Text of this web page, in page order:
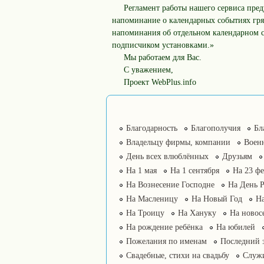
Регламент работы нашего сервиса
напоминание о календарных событиях
напоминания об отдельном календарном
подписчиком установками.»
Мы работаем для Вас.
С уважением,
Проект WebPlus.info
Благодарность Благополучия
Владельцу фирмы, компании
День всех влюблённых
Друзьям
На 1 мая
На 1 сентября
На 23
На Вознесение Господне
На День
На Масленицу
На Новый Год
На Троицу
На Хануку
На
На рождение ребёнка
На юбилей
Пожелания по именам
Последний
Свадебные, стихи на свадьбу